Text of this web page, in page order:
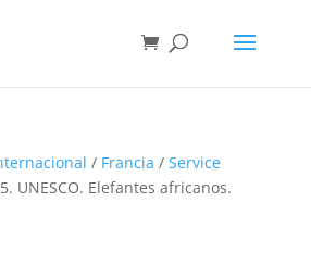
/ Francia / Service
UNESCO. Elefantes africanos.